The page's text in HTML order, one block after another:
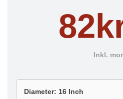
Inkl.